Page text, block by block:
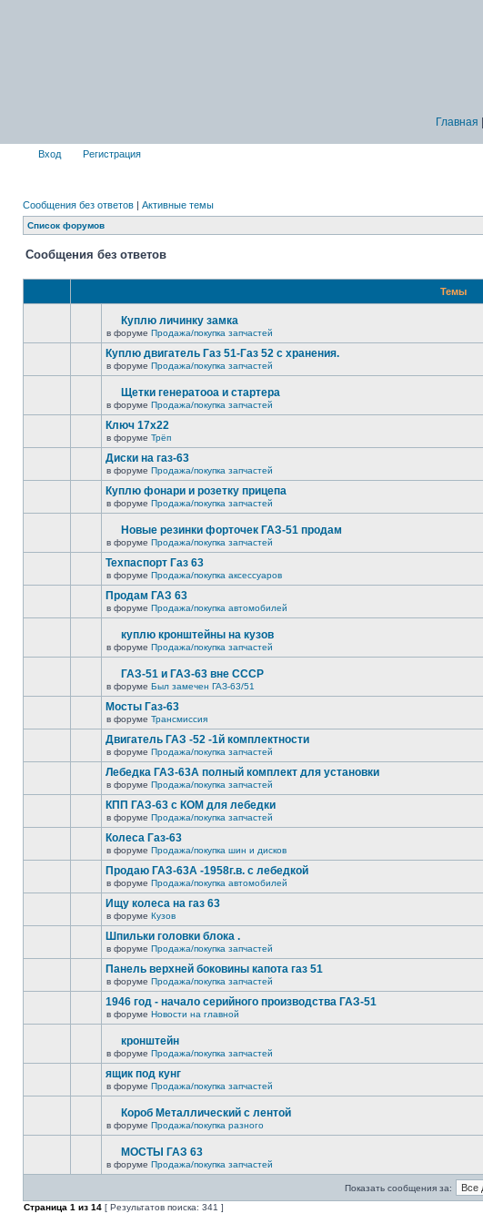
Главная
Вход Регистрация
Сообщения без ответов | Активные темы
Список форумов
Сообщения без ответов
Темы
Куплю личинку замка
в форуме Продажа/покупка запчастей
Куплю двигатель Газ 51-Газ 52 с хранения.
в форуме Продажа/покупка запчастей
Щетки генератооа и стартера
в форуме Продажа/покупка запчастей
Ключ 17х22
в форуме Трёп
Диски на газ-63
в форуме Продажа/покупка запчастей
Куплю фонари и розетку прицепа
в форуме Продажа/покупка запчастей
Новые резинки форточек ГАЗ-51 продам
в форуме Продажа/покупка запчастей
Техпаспорт Газ 63
в форуме Продажа/покупка аксессуаров
Продам ГАЗ 63
в форуме Продажа/покупка автомобилей
куплю кронштейны на кузов
в форуме Продажа/покупка запчастей
ГАЗ-51 и ГАЗ-63 вне СССР
в форуме Был замечен ГАЗ-63/51
Мосты Газ-63
в форуме Трансмиссия
Двигатель ГАЗ -52 -1й комплектности
в форуме Продажа/покупка запчастей
Лебедка ГАЗ-63А полный комплект для установки
в форуме Продажа/покупка запчастей
КПП ГАЗ-63 с КОМ для лебедки
в форуме Продажа/покупка запчастей
Колеса Газ-63
в форуме Продажа/покупка шин и дисков
Продаю ГАЗ-63А -1958г.в. с лебедкой
в форуме Продажа/покупка автомобилей
Ищу колеса на газ 63
в форуме Кузов
Шпильки головки блока .
в форуме Продажа/покупка запчастей
Панель верхней боковины капота газ 51
в форуме Продажа/покупка запчастей
1946 год - начало серийного производства ГАЗ-51
в форуме Новости на главной
кронштейн
в форуме Продажа/покупка запчастей
ящик под кунг
в форуме Продажа/покупка запчастей
Короб Металлический с лентой
в форуме Продажа/покупка разного
МОСТЫ ГАЗ 63
в форуме Продажа/покупка запчастей
Показать сообщения за:
Страница 1 из 14 [ Результатов поиска: 341 ]